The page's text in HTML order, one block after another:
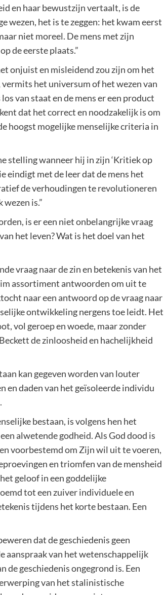
en haar bewustzijn vertaalt, is de
wezen, het is te zeggen: het kwam eerst
niet moreel. De mens met zijn
de eerste plaats.”
onjuist en misleidend zou zijn om het
het universum of het wezen van
van staat en de mens er een product
dat het correct en noodzakelijk is om
hoogst mogelijke menselijke criteria in
stelling wanneer hij in zijn ‘Kritiek op
eindigt met de leer dat de mens het
de verhoudingen te revolutioneren
is.”
is er een niet onbelangrijke vraag
het leven? Wat is het doel van het
vraag naar de zin en betekenis van het
assortiment antwoorden om uit te
naar een antwoord op de vraag naar
ontwikkeling nergens toe leidt. Het
vol geroep en woede, maar zonder
de zinloosheid en hachelijkheid
kan gegeven worden van louter
en daden van het geïsoleerde individu
bestaan, is volgens hen het
alwetende godheid. Als God dood is
voorbestemd om Zijn wil uit te voeren,
en triomfen van de mensheid
geloof in een goddelijke
tot een zuiver individuele en
tijdens het korte bestaan. Een
dat de geschiedenis geen
aanspraak van het wetenschappelijk
de geschiedenis ongegrond is. Een
van het stalinistische